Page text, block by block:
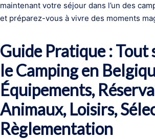
maintenant votre séjour dans l’un des
et préparez-vous à vivre des moments
Guide Pratique : Tout
le Camping en
Équipements,
Animaux, Loisirs,
Règlementation